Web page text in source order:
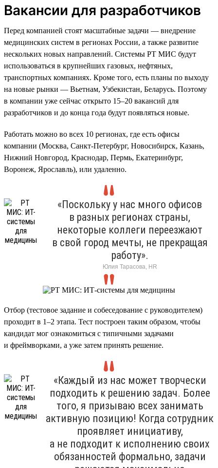
Вакансии для разработчиков
Перед компанией стоят масштабные задачи — внедрение
медицинских систем в регионах России, а также развитие
нескольких новых направлений. Системы РТ МИС будут
использоваться в крупнейших газовых, нефтяных,
транспортных компаниях. Кроме того, есть планы по выходу
на новые рынки — Вьетнам, Узбекистан, Беларусь. Поэтому
в компании уже сейчас открыто 15–20 вакансий для
разработчиков и до конца года будут появляться новые.
Работать можно во всех 10 регионах, где есть офисы
компании (Москва, Санкт-Петербург, Новосибирск, Казань,
Нижний Новгород, Краснодар, Пермь, Екатеринбург,
Воронеж, Ярославль), или удаленно.
«Поскольку у нас много офисов
в разных регионах страны,
некоторые коллеги переезжают
в свой город мечты, не прекращая
работу».
Юлия Тарасова, HR
Отбор (тестовое задание и собеседование с руководителем)
проходит в 1–2 этапа. Тест построен таким образом, чтобы
кандидат мог ознакомиться с типичными задачами
и фреймворками, а уже затем принять решение.
«Каждый из нас может творчески
подходить к решению задач. Более
того, я призываю всех занимать
активную позицию! Когда сотрудник
проявляет инициативу,
а не подходит к исполнению своих
обязанностей формально, задачи